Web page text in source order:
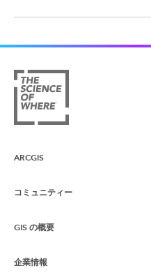
ARCGIS
ArcGIS の概要
マッピング
コミュニティー
Esri Community
ArcGIS ブログ
GIS の概要
GIS とは
企業情報